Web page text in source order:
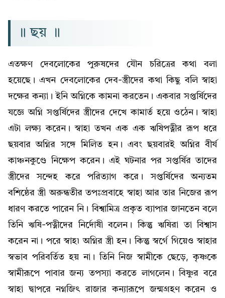
॥ ছয় ॥
এতক্ষণ দেবলোকের পুরুষদের যৌন চরিত্রের কথা বলা
হয়েছে। এখন দেবলোকের দেব-স্ত্রীদের কথা কিছু বলি স্বাহা
দক্ষের কন্যা। ইনি অগ্নিকে কামনা করতেন। একবার সপ্তর্ষিদের
যজ্ঞে অগ্নি সপ্তর্ষিদের স্ত্রীদের দেখে কামার্ত হয়ে ওঠেন। স্বাহা
এটা লক্ষ্য করেন। স্বাহা তখন এক এক ঋষিপত্নীর রূপ ধরে
ছয়বার অগ্নির সঙ্গে মিলিত হন। এবং ছয়বারই অগ্নির বীর্য
কাঞ্চনকুণ্ডে নিক্ষেপ করেন। এই ঘটনার পর সপ্তর্ষির তাদের
স্ত্রীদের সন্দেহ করে পরিত্যাগ করে। সপ্তর্ষিদের অন্যতম
বশিষ্ঠের স্ত্রী অরুন্ধতীর তপঃপ্রবাহে স্বাহা আর তার নিজের রূপ
ধারণ করতে পারেন নি। বিশ্বামিত্র প্রকৃত ব্যাপার জানতেন বলে
তিনি ঋষি-পত্নীদের নির্দোষী বলেন। কিন্তু ঋষিরা তা বিশ্বাস
করেন না। পরে স্বাহ৷ অগ্নির স্ত্রী হন। কিন্তু স্বর্গে গিয়েও স্বাহার
স্বভাব পরিবর্তিত হয় না। তিনি নিজ স্বামীকে ছেড়ে, কৃষ্ণকে
স্বামীরূপে পাবার জন্য তপস্যা করতে লাগলেন। বিষ্ণুর বরে
স্বাহা দ্বাপরে নগ্নজিৎ রাজার কন্যারূপে জন্মগ্রহণ করেন ও